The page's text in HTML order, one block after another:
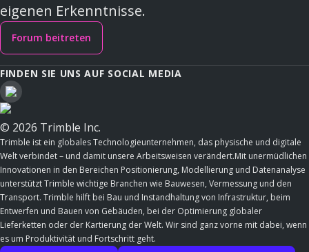
eigenen Erkenntnisse.
Forum beitreten
FINDEN SIE UNS AUF SOCIAL MEDIA
© 2026 Trimble Inc.
Trimble ist ein globales Technologieunternehmen, das physische und digitale
Welt verbindet – und damit unsere Arbeitsweisen verändert.Mit unermüdlichen
Innovationen in den Bereichen Positionierung, Modellierung und Datenanalyse
unterstützt Trimble wichtige Branchen wie Bauwesen, Vermessung und den
Transport. Trimble hilft bei Bau und Instandhaltung von Infrastruktur, beim
Entwerfen und Bauen von Gebäuden, bei der Optimierung globaler
Lieferketten oder der Kartierung der Welt. Wir sind ganz vorne mit dabei, wenn
es um Produktivität und Fortschritt geht.